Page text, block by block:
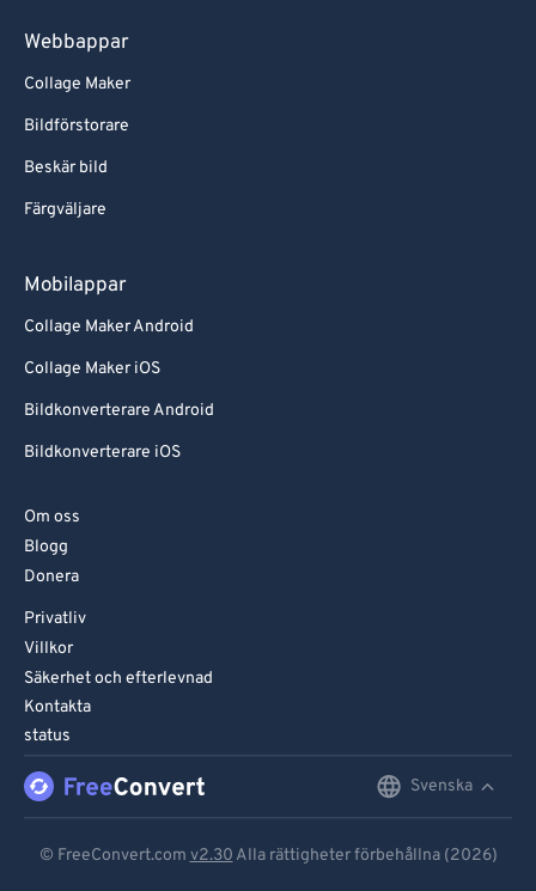
Webbappar
Collage Maker
Bildförstorare
Beskär bild
Färgväljare
Mobilappar
Collage Maker Android
Collage Maker iOS
Bildkonverterare Android
Bildkonverterare iOS
Om oss
Blogg
Donera
Privatliv
Villkor
Säkerhet och efterlevnad
Kontakta
status
Svenska
© FreeConvert.com v2.30 Alla rättigheter förbehållna (2026)